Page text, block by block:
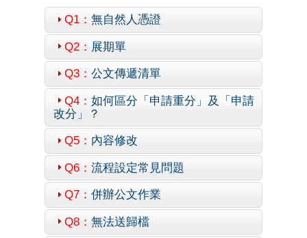
Q1： 無自然人憑證
Q2： 展期單
Q3： 公文傳遞清單
Q4： 如何區分「申請重分」及「申請
改分」？
Q5： 內容修改
Q6： 流程設定常見問題
Q7： 併辦公文作業
Q8： 無法送歸檔